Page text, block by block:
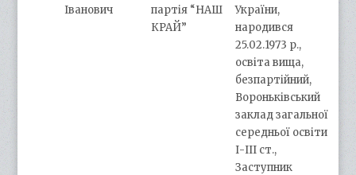
Іванович
партія “НАШ
КРАЙ”
України,
народився
25.02.1973 р.,
освіта вища,
безпартійний,
Вороньківський
заклад загальної
середньої освіти
І-ІІІ ст.,
Заступник